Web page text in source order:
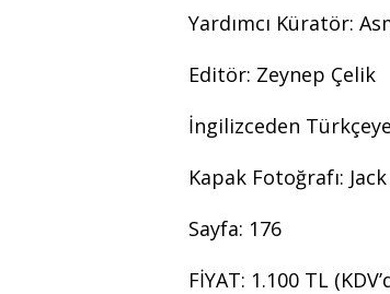
Yardımcı Küratör:
Editör: Zeynep Çelik
İngilizceden
Kapak Fotoğrafı:
Sayfa: 176
FİYAT: 1.100 TL